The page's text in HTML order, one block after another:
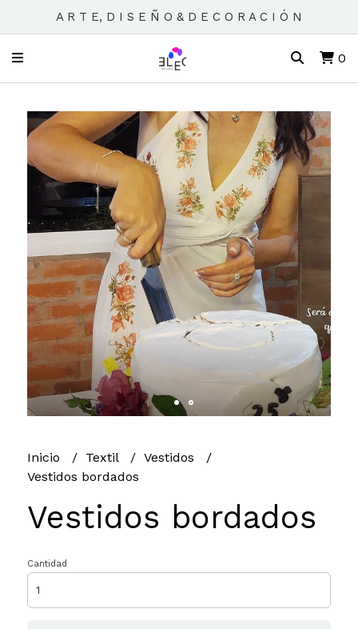
A R T E, D I S E Ñ O & D E C O R A C I Ó N
0
Inicio Textil
Vestidos
Vestidos bordados
Vestidos bordados
Cantidad